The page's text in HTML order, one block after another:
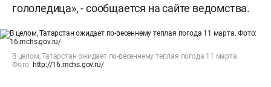
гололедица», - сообщается на сайте ведомства.
В целом, Татарстан ожидает по-весеннему теплая погода 11 марта.
Фото: http://16.mchs.gov.ru/